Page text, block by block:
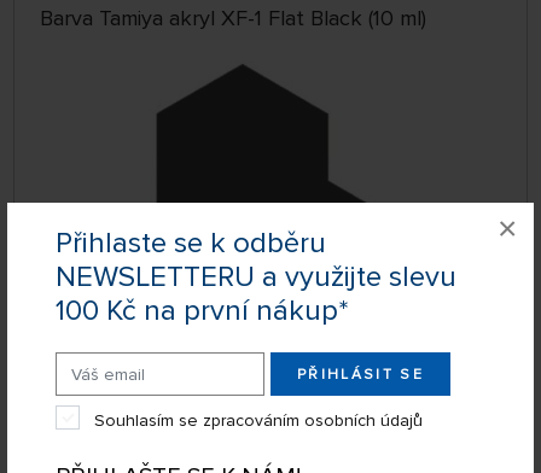
Přihlaste se k odběru
NEWSLETTERU a využijte slevu
100 Kč na první nákup*
PŘIHLÁSIT SE
Souhlasím se zpracováním osobních údajů
×
Barva Tamiya akryl XF-1 Flat Black (10 ml)
55 Kč KOUPIT